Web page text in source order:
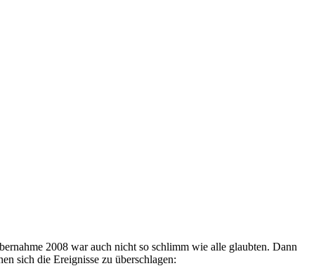
2008 war auch nicht so schlimm wie alle glaubten. Dann
sich die Ereignisse zu überschlagen: